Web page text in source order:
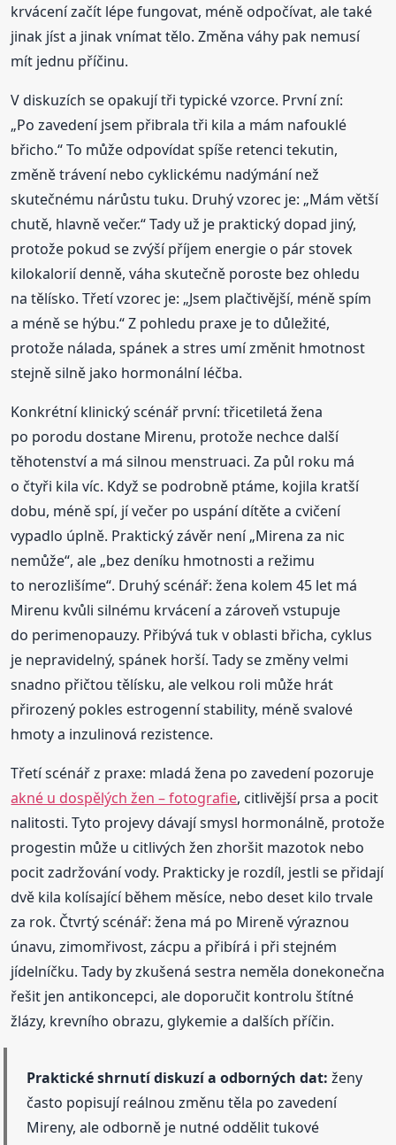
krvácení začít lépe fungovat, méně odpočívat, ale také
jinak jíst a jinak vnímat tělo. Změna váhy pak nemusí
mít jednu příčinu.
V diskuzích se opakují tři typické vzorce. První zní:
„Po zavedení jsem přibrala tři kila a mám nafouklé
břicho.“ To může odpovídat spíše retenci tekutin,
změně trávení nebo cyklickému nadýmání než
skutečnému nárůstu tuku. Druhý vzorec je: „Mám větší
chutě, hlavně večer.“ Tady už je praktický dopad jiný,
protože pokud se zvýší příjem energie o pár stovek
kilokalorií denně, váha skutečně poroste bez ohledu
na tělísko. Třetí vzorec je: „Jsem plačtivější, méně spím
a méně se hýbu.“ Z pohledu praxe je to důležité,
protože nálada, spánek a stres umí změnit hmotnost
stejně silně jako hormonální léčba.
Konkrétní klinický scénář první: třicetiletá žena
po porodu dostane Mirenu, protože nechce další
těhotenství a má silnou menstruaci. Za půl roku má
o čtyři kila víc. Když se podrobně ptáme, kojila kratší
dobu, méně spí, jí večer po uspání dítěte a cvičení
vypadlo úplně. Praktický závěr není „Mirena za nic
nemůže“, ale „bez deníku hmotnosti a režimu
to nerozlišíme“. Druhý scénář: žena kolem 45 let má
Mirenu kvůli silnému krvácení a zároveň vstupuje
do perimenopauzy. Přibývá tuk v oblasti břicha, cyklus
je nepravidelný, spánek horší. Tady se změny velmi
snadno přičtou tělísku, ale velkou roli může hrát
přirozený pokles estrogenní stability, méně svalové
hmoty a inzulinová rezistence.
Třetí scénář z praxe: mladá žena po zavedení pozoruje
akné u dospělých žen – fotografie, citlivější prsa a pocit
nalitosti. Tyto projevy dávají smysl hormonálně, protože
progestin může u citlivých žen zhoršit mazotok nebo
pocit zadržování vody. Prakticky je rozdíl, jestli se přidají
dvě kila kolísající během měsíce, nebo deset kilo trvale
za rok. Čtvrtý scénář: žena má po Mireně výraznou
únavu, zimomřivost, zácpu a přibírá i při stejném
jídelníčku. Tady by zkušená sestra neměla donekonečna
řešit jen antikoncepci, ale doporučit kontrolu štítné
žlázy, krevního obrazu, glykemie a dalších příčin.
Praktické shrnutí diskuzí a odborných dat: ženy
často popisují reálnou změnu těla po zavedení
Mireny, ale odborně je nutné oddělit tukové